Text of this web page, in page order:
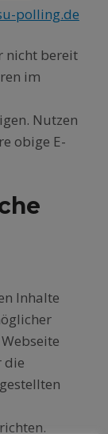
polling.de
nicht bereit
im
Nutzen
obige E-
Inhalte
die